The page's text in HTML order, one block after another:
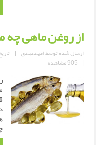
از روغن ماهی چه
ارسال شده توسطامیدعبدی | تاریخ: 07
| 905 مشاهده